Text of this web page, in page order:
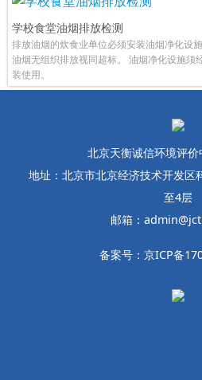
学校食堂油烟排放检测
排放油烟的炊食业单位必须安装油烟净化设
油烟无组织排放视同超标。 油烟净化设施须
装使用。
北京天衡诚信环境评
地址：北京市北京经济技术开发区
至4层
邮箱：
备案号：京ICP备